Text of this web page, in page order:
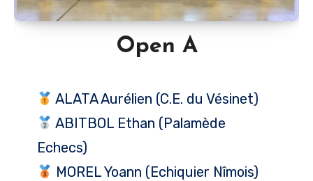
Open A
ALATA Aurélien (C.E. du Vésinet)
ABITBOL Ethan (Palamède
Echecs)
MOREL Yoann (Echiquier Nîmois)